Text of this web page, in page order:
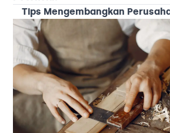
Tips Mengembangkan